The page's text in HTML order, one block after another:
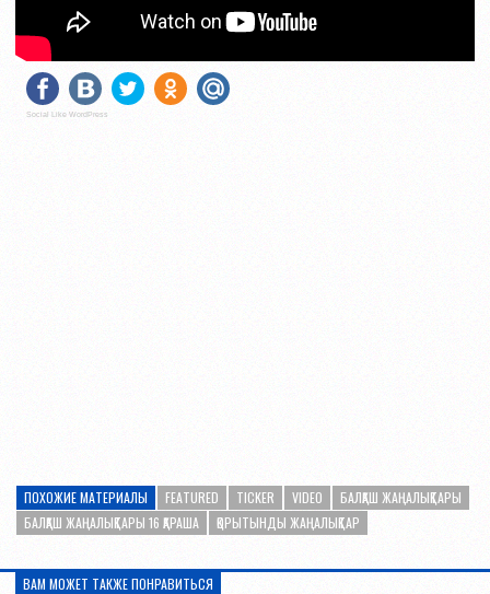
Social Like WordPress
ПОХОЖИЕ МАТЕРИАЛЫ FEATURED TICKER VIDEO
БАЛҚАШ ЖАҢАЛЫҚТАРЫ
БАЛҚАШ ЖАҢАЛЫҚТАРЫ 16 ҚАРАША
ҚОРЫТЫНДЫ ЖАҢАЛЫҚТАР
ВАМ МОЖЕТ ТАКЖЕ ПОНРАВИТЬСЯ